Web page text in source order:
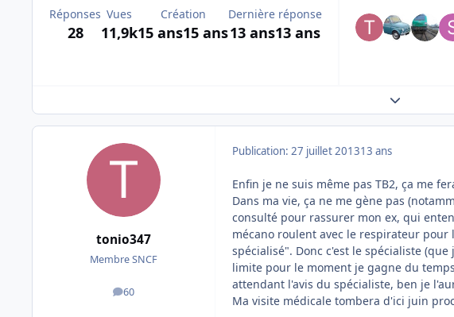
Réponses
28
Vues
11,9k
Création
15 ans15 ans
Dernière réponse
13 ans13 ans
Expand
tonio347
Membre SNCF
60
messages
Publication: 27 juillet 201313 ans
Enfin je ne suis même pas TB2, ça me
Dans ma vie, ça ne me gène pas
consulté pour rassurer mon ex, qui
mécano roulent avec le respirateur pour
spécialisé". Donc c'est le spécialiste
limite pour le moment je gagne du
attendant l'avis du spécialiste, ben je
Ma visite médicale tombera d'ici juin